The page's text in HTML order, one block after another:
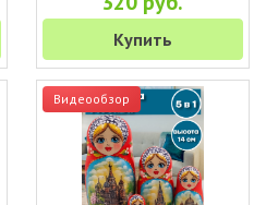
Купить
Видеообзор